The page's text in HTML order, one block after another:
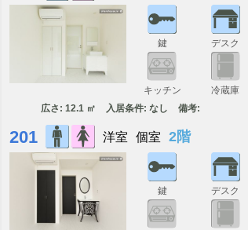
鍵 デスク
キッチン 冷蔵庫
広さ: 12.1 ㎡ 入居条件: なし 備考:
201 洋室 個室 2階
鍵 デスク